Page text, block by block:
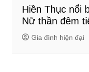
Hiền Thục nổi
Nữ thần đêm
Gia đình hiện đại